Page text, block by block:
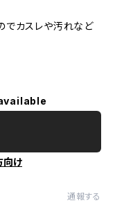
でカスレや汚れなど
向け
通報する